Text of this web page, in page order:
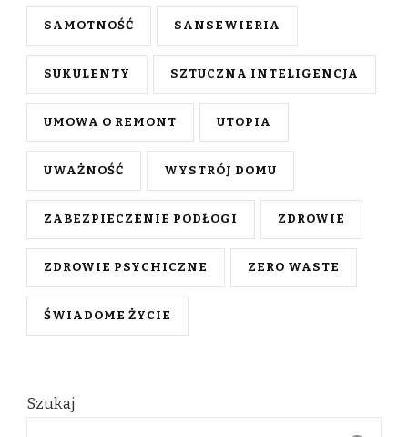
SAMOTNOŚĆ SANSEWIERIA
SUKULENTY SZTUCZNA INTELIGENCJA
UMOWA O REMONT UTOPIA
UWAŻNOŚĆ WYSTRÓJ DOMU
ZABEZPIECZENIE PODŁOGI ZDROWIE
ZDROWIE PSYCHICZNE ZERO WASTE
ŚWIADOME ŻYCIE
Szukaj